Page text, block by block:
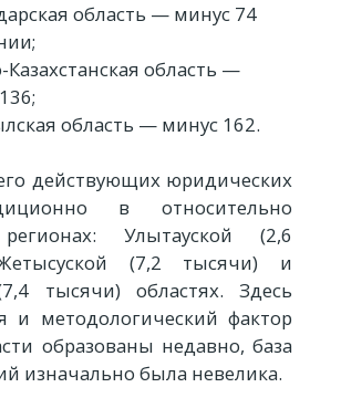
область — минус 74
Казахстанская область —
область — минус 162.
действующих юридических
в относительно
Улытауской (2,6
(7,2 тысячи) и
тысячи) областях. Здесь
и методологический фактор
образованы недавно, база
изначально была невелика.